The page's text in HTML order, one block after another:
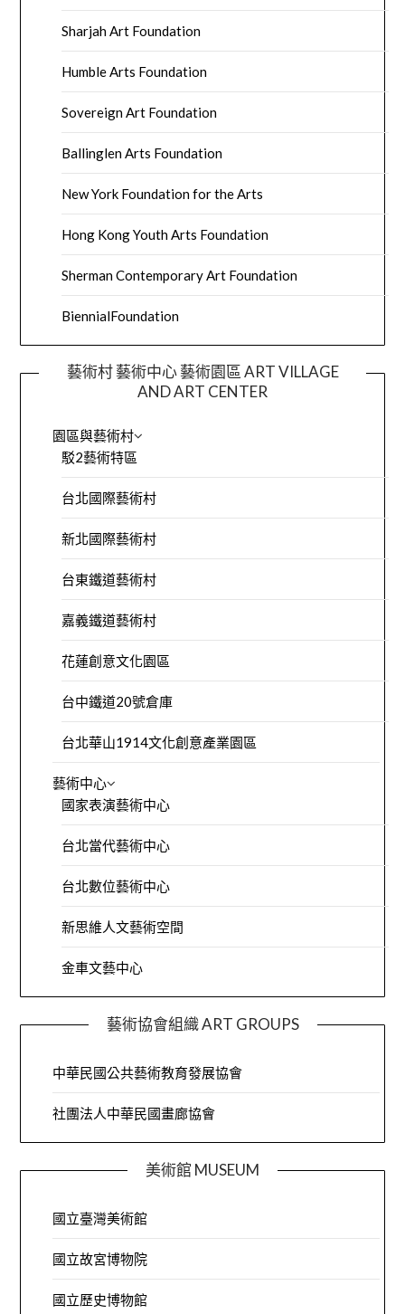
Sharjah Art Foundation
Humble Arts Foundation
Sovereign Art Foundation
Ballinglen Arts Foundation
New York Foundation for the Arts
Hong Kong Youth Arts Foundation
Sherman Contemporary Art Foundation
BiennialFoundation
藝術村 藝術中心 藝術園區 ART VILLAGE
AND ART CENTER
園區與藝術村
駁2藝術特區
台北國際藝術村
新北國際藝術村
台東鐵道藝術村
嘉義鐵道藝術村
花蓮創意文化園區
台中鐵道20號倉庫
台北華山1914文化創意產業園區
藝術中心
國家表演藝術中心
台北當代藝術中心
台北數位藝術中心
新思維人文藝術空間
金車文藝中心
藝術協會組織 ART GROUPS
中華民國公共藝術教育發展協會
社團法人中華民國畫廊協會
美術館 MUSEUM
國立臺灣美術館
國立故宮博物院
國立歷史博物館